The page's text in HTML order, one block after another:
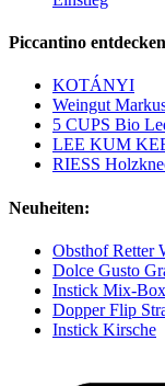
Piccantino
KOTÁNYI
Weingut
5 CUPS Bio
LEE KUM
RIESS
Neuheiten:
Obsthof Retter
Dolce Gusto
Instick Mix-Box
Dopper Flip
Instick Kirsche